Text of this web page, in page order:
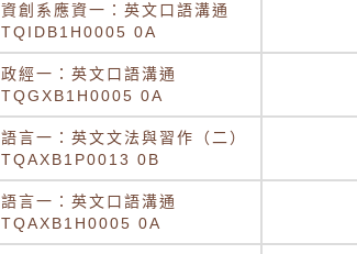
資創系應資一：英文口語溝通
TQIDB1H0005 0A
政經一：英文口語溝通
TQGXB1H0005 0A
語言一：英文文法與習作（二）
TQAXB1P0013 0B
語言一：英文口語溝通
TQAXB1H0005 0A